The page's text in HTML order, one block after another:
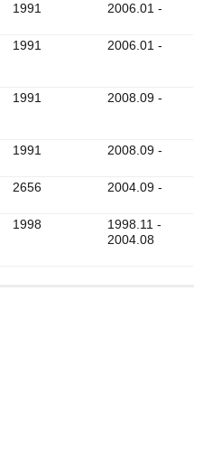
1991 2006.01 -
1991 2006.01 -
1991 2008.09 -
1991 2008.09 -
2656 2004.09 -
1998
1998.11 -
2004.08